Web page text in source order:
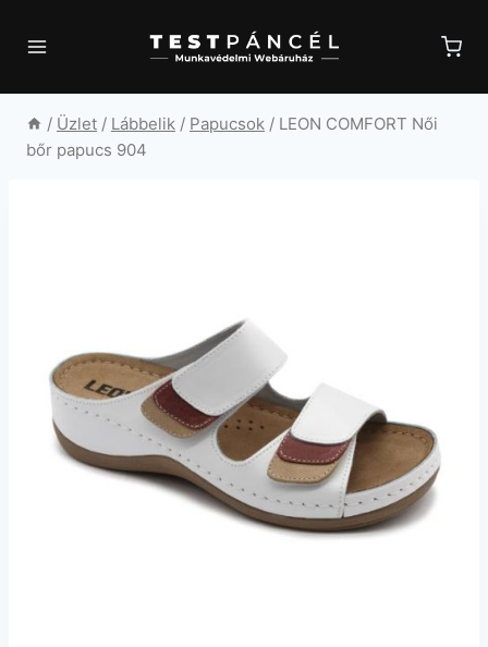
/ Üzlet / Lábbelik / Papucsok / LEON COMFORT Női
bőr papucs 904